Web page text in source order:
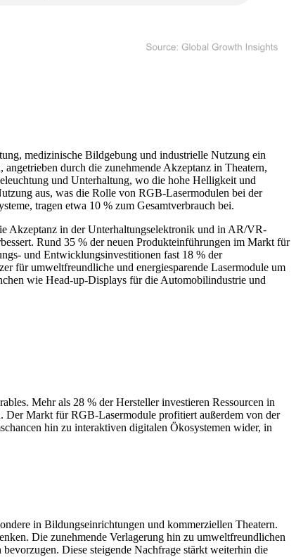
medizinische Bildgebung und industrielle Nutzung ein
durch die zunehmende Akzeptanz in Theatern,
und Unterhaltung, wo die hohe Helligkeit und
aus, was die Rolle von RGB-Lasermodulen bei der
tragen etwa 10 % zum Gesamtverbrauch bei.
Akzeptanz in der Unterhaltungselektronik und in AR/VR-
Rund 35 % der neuen Produkteinführungen im Markt für
und Entwicklungsinvestitionen fast 18 % der
für umweltfreundliche und energiesparende Lasermodule um
wie Head-up-Displays für die Automobilindustrie und
Mehr als 28 % der Hersteller investieren Ressourcen in
Der Markt für RGB-Lasermodule profitiert außerdem von der
hin zu interaktiven digitalen Ökosystemen wider, in
in Bildungseinrichtungen und kommerziellen Theatern.
Die zunehmende Verlagerung hin zu umweltfreundlichen
Diese steigende Nachfrage stärkt weiterhin die